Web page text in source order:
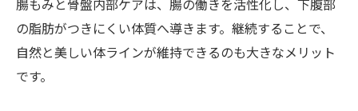
腸もみと骨盤内部ケアは、腸の働きを活性化し、下腹部
の脂肪がつきにくい体質へ導きます。継続することで、
自然と美しい体ラインが維持できるのも大きなメリット
です。